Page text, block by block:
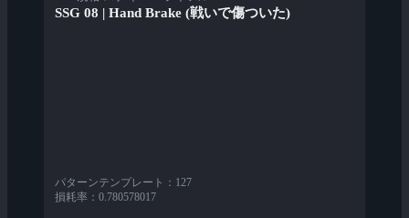
SSG 08 | Hand Brake (戦いで傷ついた)
パターンテンプレート ： 127
損耗率 ： 0.780578017